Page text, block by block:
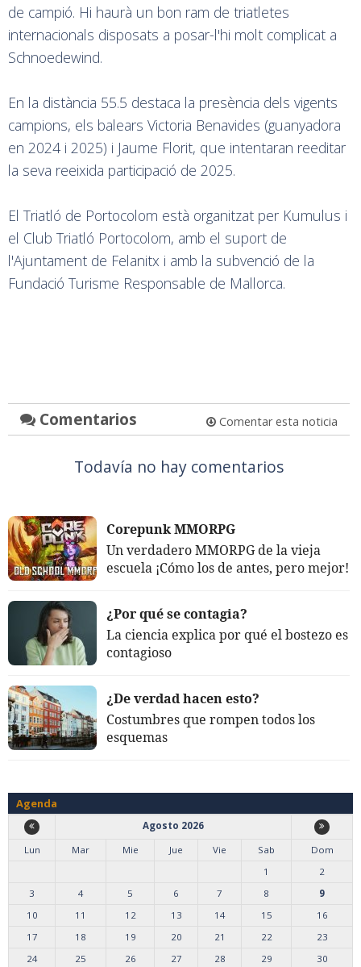
de campió. Hi haurà un bon ram de triatletes
internacionals disposats a posar-l'hi molt complicat a
Schnoedewind.
En la distància 55.5 destaca la presència dels vigents
campions, els balears Victoria Benavides (guanyadora
en 2024 i 2025) i Jaume Florit, que intentaran reeditar
la seva reeixida participació de 2025.
El Triatló de Portocolom està organitzat per Kumulus i
el Club Triatló Portocolom, amb el suport de
l'Ajuntament de Felanitx i amb la subvenció de la
Fundació Turisme Responsable de Mallorca.
Comentarios Comentar esta noticia
Todavía no hay comentarios
Corepunk MMORPG
Un verdadero MMORPG de la vieja
escuela ¡Cómo los de antes, pero mejor!
¿Por qué se contagia?
La ciencia explica por qué el bostezo es
contagioso
¿De verdad hacen esto?
Costumbres que rompen todos los
esquemas
Agenda
Agosto 2026
Lun
Mar Mie Jue Vie Sab
Dom
1
2
3
4 5 6 7 8
9
10
11 12 13 14 15
16
17
18 19 20 21 22
23
24
25 26 27 28 29 30